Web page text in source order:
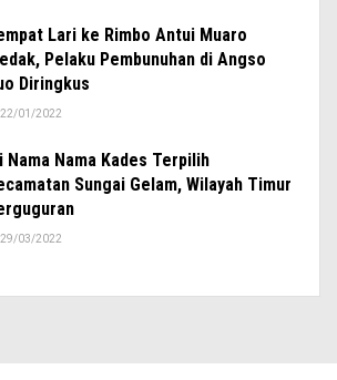
Lari ke Rimbo Antui Muaro
Pelaku Pembunuhan di Angso
Diringkus
22/01/2022
Nama Nama Kades Terpilih
Sungai Gelam, Wilayah Timur
29/03/2022